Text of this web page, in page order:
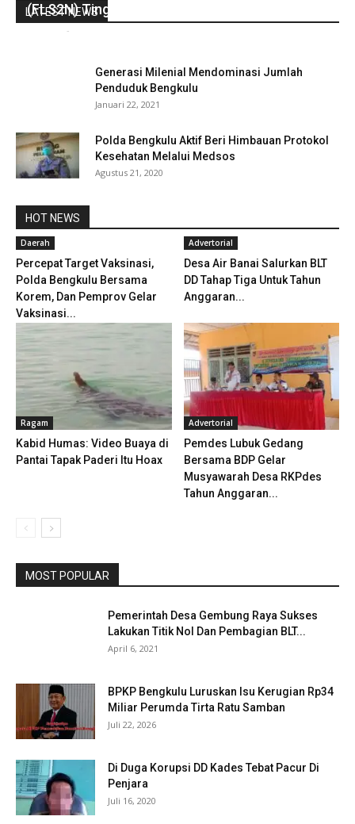
LATEST NEWS
(FLS2N) Tingkat Provinsi
-
Generasi Milenial Mendominasi Jumlah
Penduduk Bengkulu
Januari 22, 2021
Polda Bengkulu Aktif Beri Himbauan Protokol
Kesehatan Melalui Medsos
Agustus 21, 2020
HOT NEWS
Daerah
Percepat Target Vaksinasi,
Polda Bengkulu Bersama
Korem, Dan Pemprov Gelar
Vaksinasi...
Advertorial
Desa Air Banai Salurkan BLT
DD Tahap Tiga Untuk Tahun
Anggaran...
Ragam
Kabid Humas: Video Buaya di
Pantai Tapak Paderi Itu Hoax
Advertorial
Pemdes Lubuk Gedang
Bersama BDP Gelar
Musyawarah Desa RKPdes
Tahun Anggaran...
MOST POPULAR
Pemerintah Desa Gembung Raya Sukses
Lakukan Titik Nol Dan Pembagian BLT...
April 6, 2021
BPKP Bengkulu Luruskan Isu Kerugian Rp34
Miliar Perumda Tirta Ratu Samban
Juli 22, 2026
Di Duga Korupsi DD Kades Tebat Pacur Di
Penjara
Juli 16, 2020